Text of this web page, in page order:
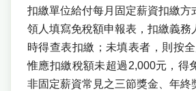
扣繳單位給付每月固定薪資扣繳方
領人填寫免稅額申報表，扣繳義務
時得查表扣繳；未填表者，則按全
惟應扣繳稅額未超過2,000元，得
非固定薪資常見之三節獎金、年終